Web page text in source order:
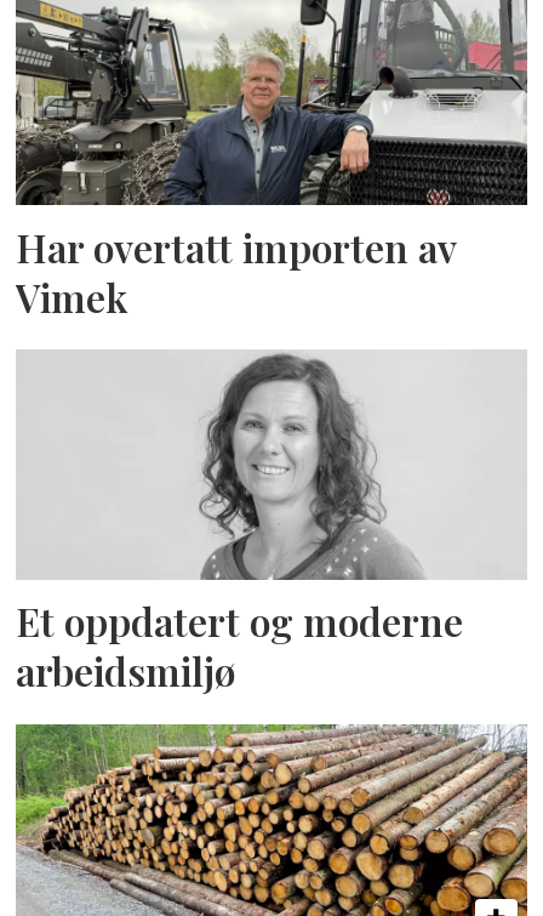
Har overtatt importen av
Vimek
Et oppdatert og moderne
arbeidsmiljø